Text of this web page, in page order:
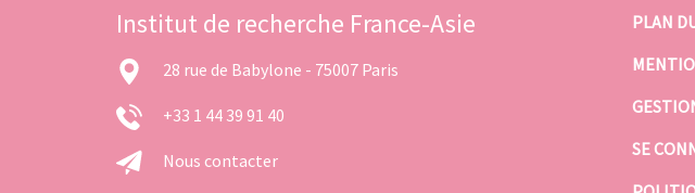
Institut de recherche France-Asie
28 rue de Babylone - 75007 Paris
+33 1 44 39 91 40
Nous contacter
PLAN
SE